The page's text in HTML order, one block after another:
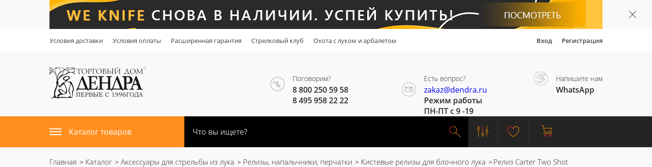
Условия доставки Условия оплаты Расширенная гарантия Стрелковый клуб Охота с луком и арбалетом Вход Регистрация
Поговорим?
8 800 250 59 58
8 495 958 22 22
Есть вопрос?
zakaz@dendra.ru
Режим работы
ПН-ПТ с 9 -19
Напишите нам
WhatsApp
Каталог товаров
Главная Каталог Аксессуары для стрельбы из лука Релизы, напальчники, перчатки Кистевые релизы для блочного лука Релиз Carter Two Shot